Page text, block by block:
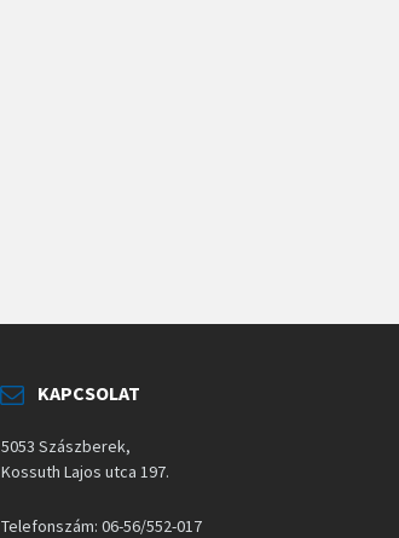
KAPCSOLAT
5053 Szászberek,
Kossuth Lajos utca 197.
Telefonszám: 06-56/552-017